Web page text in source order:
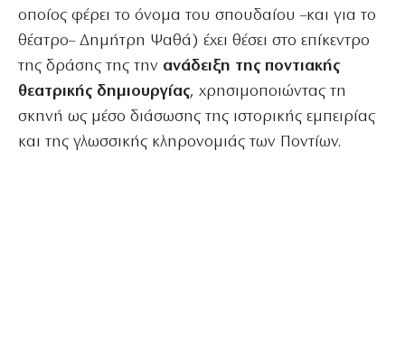
οποίος φέρει το όνομα του σπουδαίου –και για το
θέατρο– Δημήτρη Ψαθά) έχει θέσει στο επίκεντρο
της δράσης της την ανάδειξη της ποντιακής
θεατρικής δημιουργίας, χρησιμοποιώντας τη
σκηνή ως μέσο διάσωσης της ιστορικής εμπειρίας
και της γλωσσικής κληρονομιάς των Ποντίων.